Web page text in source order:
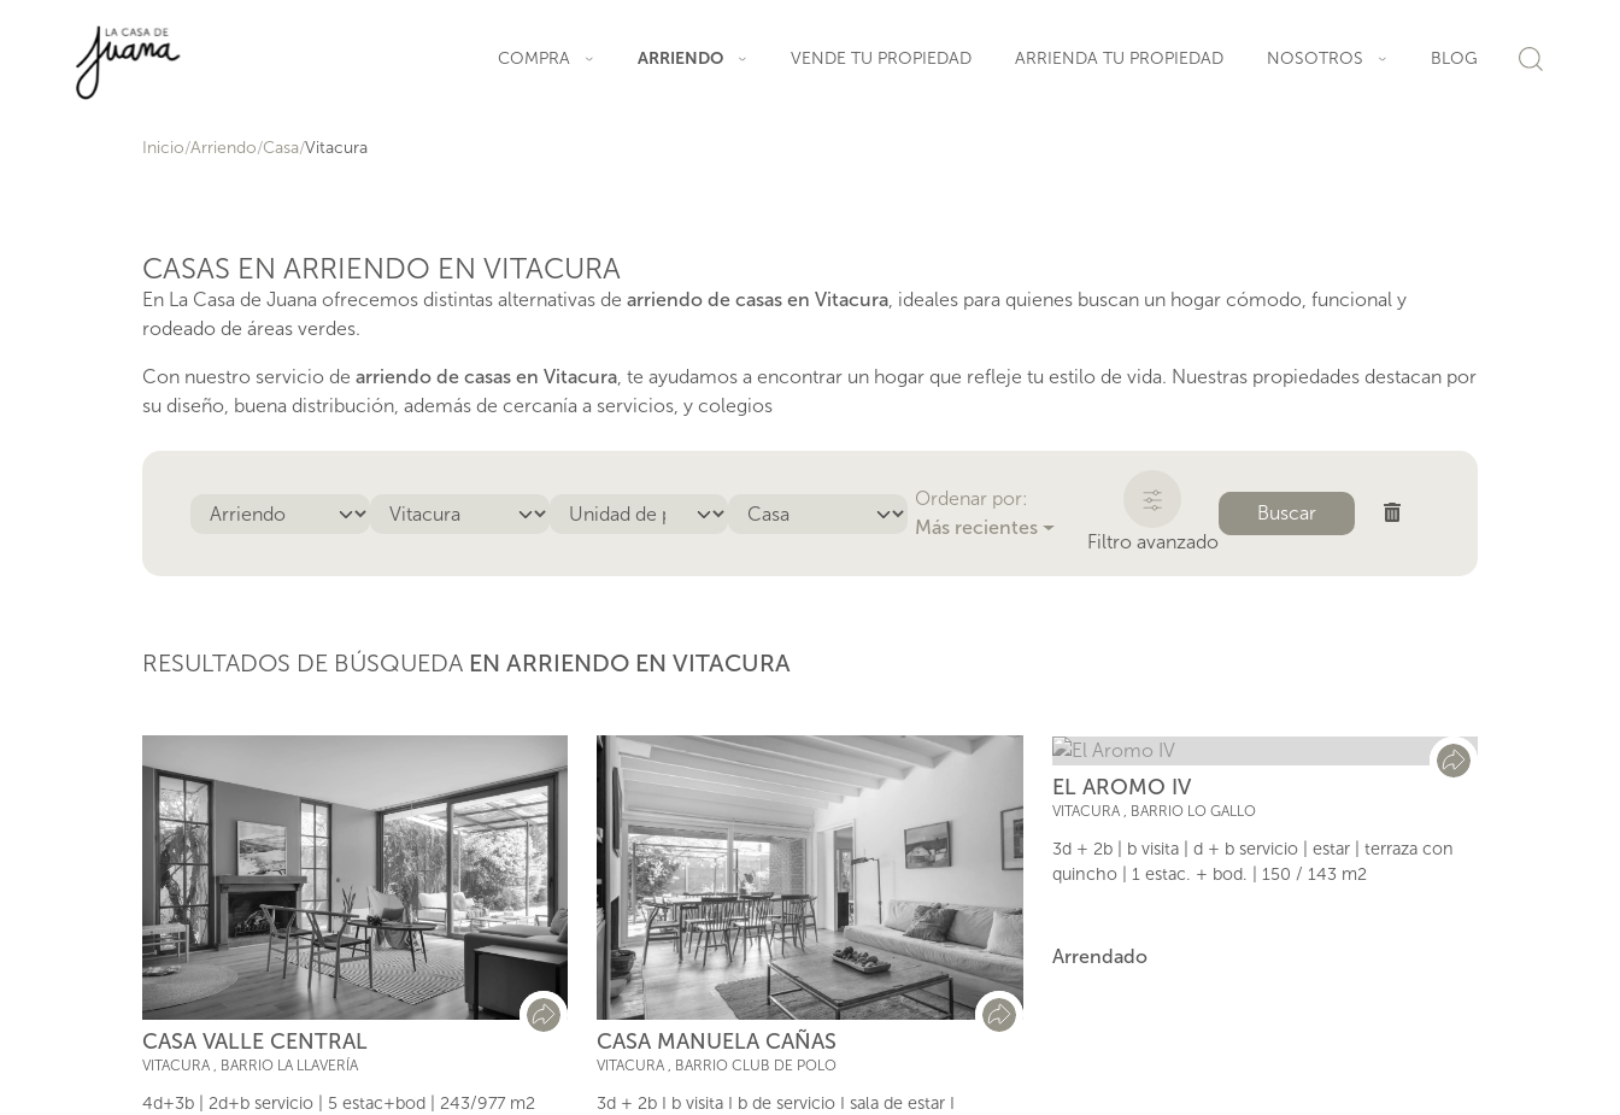
COMPRA ARRIENDO VENDE TU PROPIEDAD ARRIENDA TU PROPIEDAD NOSOTROS BLOG
Inicio Arriendo Casa Vitacura
CASAS EN ARRIENDO EN VITACURA
En La Casa de Juana ofrecemos distintas alternativas de arriendo de casas en Vitacura, ideales para quienes buscan un hogar cómodo, funcional y
rodeado de áreas verdes.
Con nuestro servicio de arriendo de casas en Vitacura, te ayudamos a encontrar un hogar que refleje tu estilo de vida. Nuestras propiedades destacan por
su diseño, buena distribución, además de cercanía a servicios, y colegios
Ordenar por:
Más recientes
Filtro avanzado
Buscar
RESULTADOS DE BÚSQUEDA EN ARRIENDO EN VITACURA
CASA VALLE CENTRAL
VITACURA BARRIO LA LLAVERÍA
4d+3b | 2d+b servicio | 5 estac+bod | 243/977 m2
CASA MANUELA CAÑAS
VITACURA BARRIO CLUB DE POLO
3d + 2b I b visita I b de servicio I sala de estar I
EL AROMO IV
VITACURA, BARRIO LO GALLO
3d + 2b | b visita | d + b servicio | estar | terraza con
quincho | 1 estac. + bod. | 150 / 143 m2
Arrendado